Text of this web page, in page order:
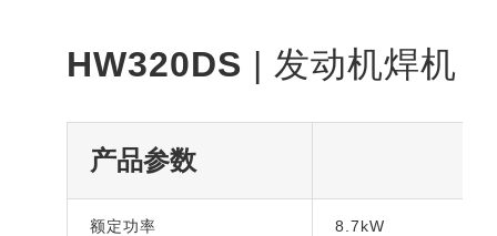
HW320DS | 发动机焊机
产品参数
额定功率 8.7kW